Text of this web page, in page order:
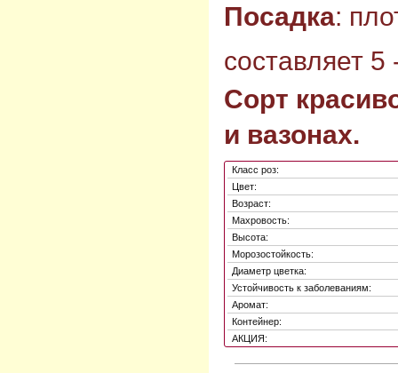
Посадка:
составляет
Сорт
и вазонах.
Класс роз:
Цвет:
Возраст:
Махровость:
Высота:
Морозостойкость:
Диаметр цветка:
Устойчивость к заболеваниям:
Аромат:
Контейнер:
АКЦИЯ: